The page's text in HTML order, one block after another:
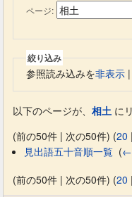
ページ:
絞り込み
参照読み込みを非表示|
以下のページが、相土 に
(前の50件 | 次の50件) (20
見出語五十音順一覧‎ (←
(前の50件 | 次の50件) (20